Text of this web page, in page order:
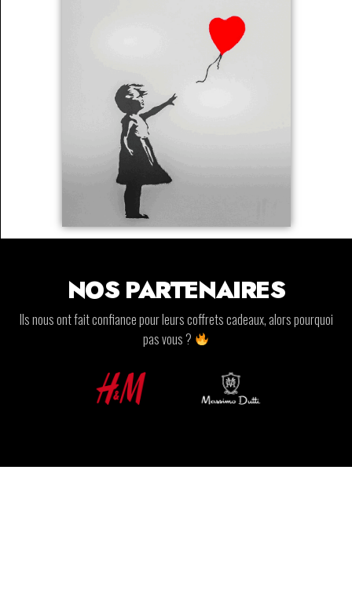
NOS PARTENAIRES
Ils nous ont fait confiance pour leurs coffrets cadeaux, alors pourquoi
pas vous ?